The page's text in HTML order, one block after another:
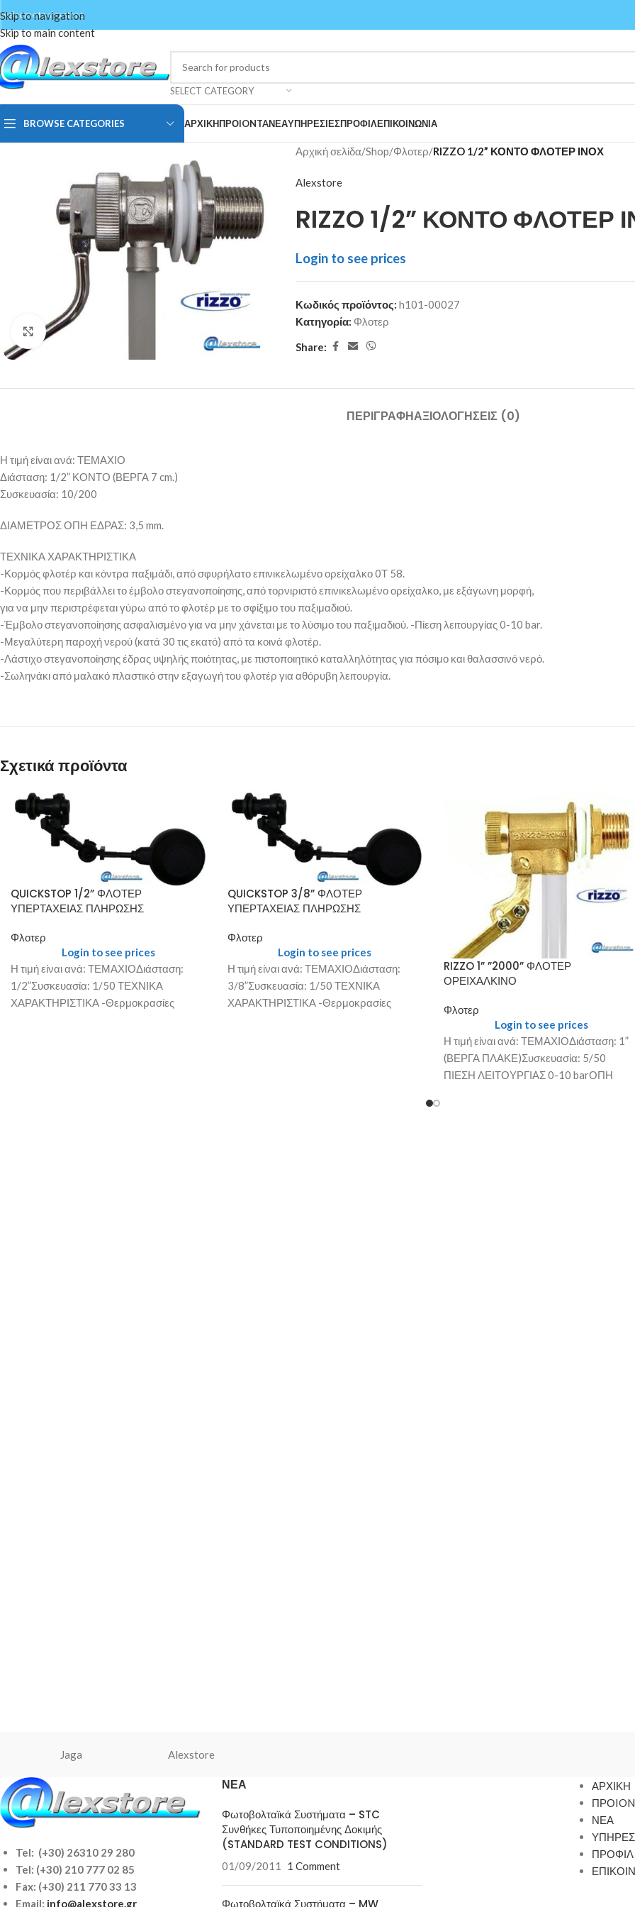
Skip to navigation
Skip to main content
welcome to alexstore
SELECT CATEGORY
BROWSE CATEGORIES ΑΡΧΙΚΗΠΡΟIONTAΝΕΑΥΠΗΡΕΣΙΕΣΠΡΟΦΙΛΕΠΙΚΟΙΝΩΝΙΑ
Click to enlarge
Αρχική σελίδα/Shop/Φλοτερ/RIZZO 1/2” ΚΟΝΤΟ ΦΛΟΤΕΡ ΙΝΟΧ
Alexstore
RIZZO 1/2” ΚΟΝΤΟ ΦΛΟΤΕΡ
Login to see prices
Κωδικός προϊόντος:h101-00027
Κατηγορία: Φλοτερ
Share:
ΠΕΡΙΓΡΑΦΉΑΞΙΟΛΟΓΉΣΕΙΣ (0)
Η τιμή είναι ανά: ΤΕΜΑΧΙΟ
Διάσταση: 1/2” ΚΟΝΤΟ (ΒΕΡΓΑ 7 cm.)
Συσκευασία: 10/200
ΔΙΑΜΕΤΡΟΣ ΟΠΗ ΕΔΡΑΣ: 3,5 mm.
ΤΕΧΝΙΚΑ ΧΑΡΑΚΤΗΡΙΣΤΙΚΑ
-Κορμός φλοτέρ και κόντρα παξιμάδι, από σφυρήλατο επινικελωμένο ορείχαλκο 0Τ 58.
-Κορμός που περιβάλλει το έμβολο στεγανοποίησης, από τορνιριστό επινικελωμένο ορείχαλκο, με εξάγωνη μορφή,
για να μην περιστρέφεται γύρω από το φλοτέρ με το σφίξιμο του παξιμαδιού.
-Έμβολο στεγανοποίησης ασφαλισμένο για να μην χάνεται με το λύσιμο του παξιμαδιού. -Πίεση λειτουργίας 0-10 bar.
-Μεγαλύτερη παροχή νερού (κατά 30 τις εκατό) από τα κοινά φλοτέρ.
-Λάστιχο στεγανοποίησης έδρας υψηλής ποιότητας, με πιστοποιητικό καταλληλότητας για πόσιμο και θαλασσινό νερό.
-Σωληνάκι από μαλακό πλαστικό στην εξαγωγή του φλοτέρ για αθόρυβη λειτουργία.
Σχετικά προϊόντα
QUICKSTOP 1/2” ΦΛΟΤΕΡ
ΥΠΕΡΤΑΧΕΙΑΣ ΠΛΗΡΩΣΗΣ
Φλοτερ
Login to see prices
Η τιμή είναι ανά: ΤΕΜΑΧΙΟΔιάσταση:
1/2”Συσκευασία: 1/50 ΤΕΧΝΙΚΑ
ΧΑΡΑΚΤΗΡΙΣΤΙΚΑ -Θερμοκρασίες
QUICKSTOP 3/8” ΦΛΟΤΕΡ
ΥΠΕΡΤΑΧΕΙΑΣ ΠΛΗΡΩΣΗΣ
Φλοτερ
Login to see prices
Η τιμή είναι ανά: ΤΕΜΑΧΙΟΔιάσταση:
3/8”Συσκευασία: 1/50 ΤΕΧΝΙΚΑ
ΧΑΡΑΚΤΗΡΙΣΤΙΚΑ -Θερμοκρασίες
RIZZO 1” ”2000” ΦΛΟΤΕΡ
ΟΡΕΙΧΑΛΚΙΝΟ
Φλοτερ
Login to see prices
Η τιμή είναι ανά: ΤΕΜΑΧΙΟΔιάσταση: 1”
(ΒΕΡΓΑ ΠΛΑΚΕ)Συσκευασία: 5/50
ΠΙΕΣΗ ΛΕΙΤΟΥΡΓΙΑΣ 0-10 barΟΠΗ
Jaga Alexstore
Tel: (+30) 26310 29 280
Tel: (+30) 210 777 02 85
Fax: (+30) 211 770 33 13
Email: info@alexstore.gr
ΝΈΑ
Φωτοβολταϊκά Συστήματα – STC
Συνθήκες Τυποποιημένης Δοκιμής
(STANDARD TEST CONDITIONS)
01/09/2011 1 Comment
Φωτοβολταϊκά Συστήματα – MW
ΑΡΧΙΚΗ
ΝΕΑ
ΠΡΟΦΙΛ